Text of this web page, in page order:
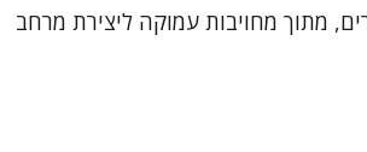
מתוך מחויבות עמוקה ליצירת מרחב